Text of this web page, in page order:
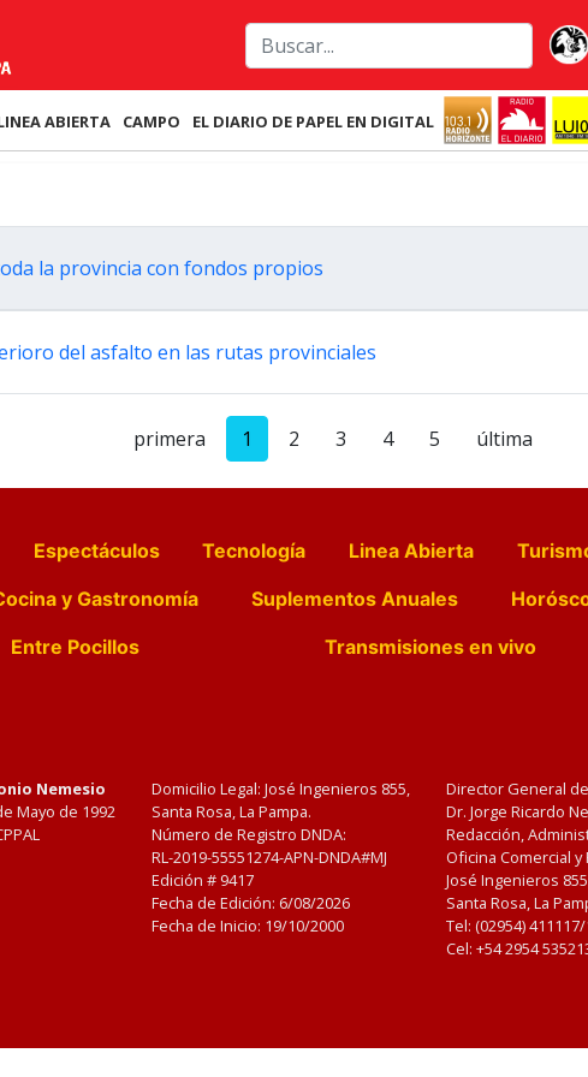
ABIERTA CAMPO EL DIARIO DE PAPEL EN DIGITAL
la provincia con fondos propios
del asfalto en las rutas provinciales
primera 1 2 3 4 5 última
Espectáculos Tecnología Linea Abierta
y Gastronomía Suplementos Anuales
Entre Pocillos Transmisiones en vivo
Nemesio
Mayo de 1992
Domicilio Legal: José Ingenieros 855,
Santa Rosa, La Pampa.
Número de Registro DNDA:
RL-2019-55551274-APN-DNDA#MJ
Edición # 9417
Fecha de Edición: 6/08/2026
Fecha de Inicio: 19/10/2000
Director General
Dr. Jorge Ricardo
Redacción,
Oficina Comercial
José Ingenieros
Santa Rosa, La
Tel: (02954)
Cel: +54 2954